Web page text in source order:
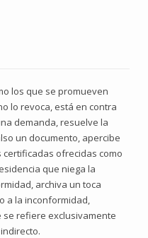
los que se promueven
lo revoca, está en contra
demanda, resuelve la
un documento, apercibe
ofrecidas como
que niega la
archiva un toca
a la inconformidad,
se refiere exclusivamente